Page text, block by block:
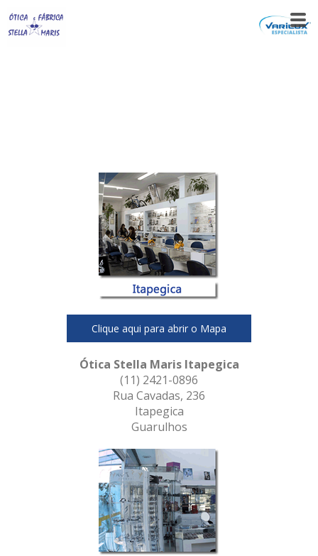
Clique aqui para abrir o Mapa
Ótica Stella Maris Itapegica
(11) 2421-0896
Rua Cavadas, 236
Itapegica
Guarulhos